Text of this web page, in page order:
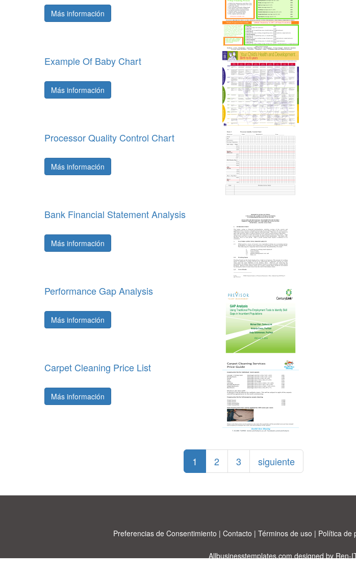
Más información
Example Of Baby Chart
Más información
Processor Quality Control Chart
Más información
Bank Financial Statement Analysis
Más información
Performance Gap Analysis
Más información
Carpet Cleaning Price List
Más información
1 2 3 siguiente
Preferencias de Consentimiento | Contacto | Términos de uso | Política de
Allbusinesstemplates.com designed by Ren-